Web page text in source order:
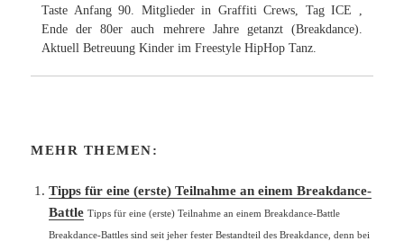
Taste Anfang 90. Mitglieder in Graffiti Crews, Tag ICE ,
Ende der 80er auch mehrere Jahre getanzt (Breakdance).
Aktuell Betreuung Kinder im Freestyle HipHop Tanz.
MEHR THEMEN:
Tipps für eine (erste) Teilnahme an einem Breakdance-
Battle Tipps für eine (erste) Teilnahme an einem Breakdance-Battle
Breakdance-Battles sind seit jeher fester Bestandteil des Breakdance, denn bei